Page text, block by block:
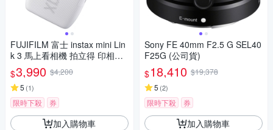
FUJIFILM 富士 instax mini Lin
k 3 馬上看相機 拍立得 印相機
公司貨
$3,990 $4,200
5 (1)
限時下殺 券
加入購物車
Sony FE 40mm F2.5 G SEL40
F25G (公司貨)
$18,410 $19,378
5 (2)
限時下殺 券
加入購物車